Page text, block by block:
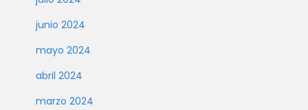
junio 2024
mayo 2024
abril 2024
marzo 2024